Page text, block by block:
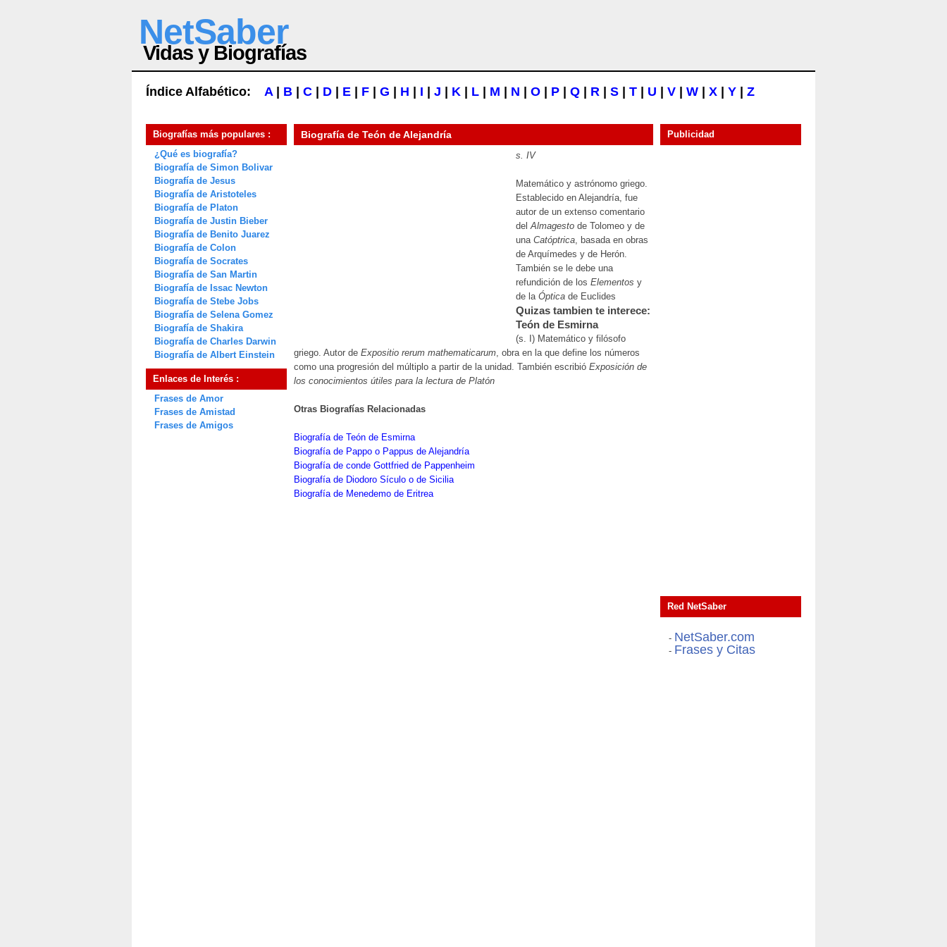
NetSaber
Vidas y Biografías
Índice Alfabético: A| B C D E F G H I J K L M N O P Q R S T U V W X Y Z
Biografías más populares :
¿Qué es biografía?
Biografía de Simon Bolivar
Biografía de Jesus
Biografía de Aristoteles
Biografía de Platon
Biografía de Justin Bieber
Biografía de Benito Juarez
Biografía de Colon
Biografía de Socrates
Biografía de San Martin
Biografía de Issac Newton
Biografía de Stebe Jobs
Biografía de Selena Gomez
Biografía de Shakira
Biografía de Charles Darwin
Biografía de Albert Einstein
Enlaces de Interés :
Frases de Amor
Frases de Amistad
Frases de Amigos
Biografía de Teón de Alejandría
s. IV
Matemático y astrónomo griego.
Establecido en Alejandría, fue
autor de un extenso comentario
delAlmagesto de Tolomeo y de
una Catóptrica, basada en obras
de Arquímedes y de Herón.
También se le debe una
refundición de los Elementos y
de la Óptica de Euclides
Quizas tambien te interece:
Teón de Esmirna
(s. I) Matemático y filósofo
griego. Autor de Expositio rerum mathematicarum, obra en la que define los números
como una progresión del múltiplo a partir de la unidad. También escribió Exposición de
los conocimientos útiles para la lectura de Platón
Otras Biografías Relacionadas
Biografía de Teón de Esmirna
Biografía de Pappo o Pappus de Alejandría
Biografía de conde Gottfried de Pappenheim
Biografía de Diodoro Sículo o de Sicilia
Biografía de Menedemo de Eritrea
Publicidad
Red NetSaber
- NetSaber.com
- Frases y Citas